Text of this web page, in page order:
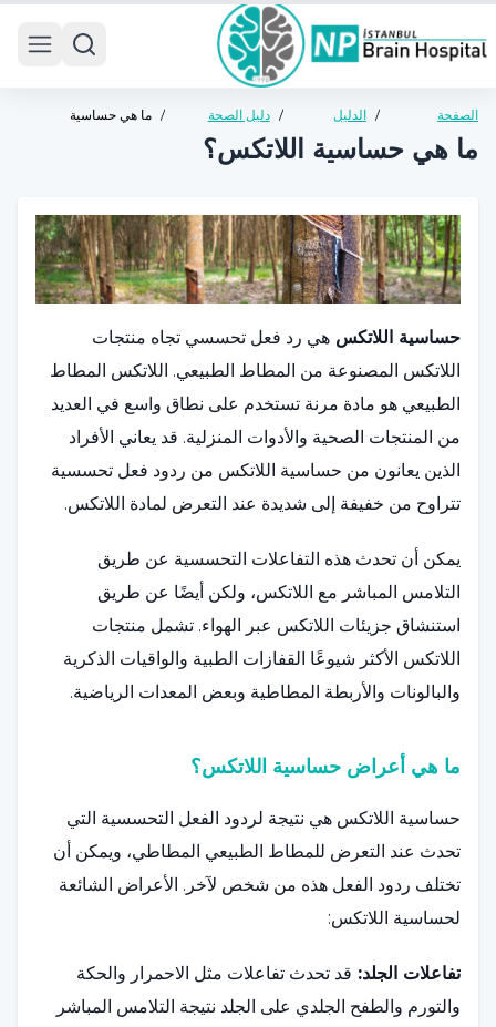
الصفحة
الرئيسية
/ الدليل
الصحي
/ دليل الصحة
العامة
/ ما هي حساسية
ما هي حساسية اللاتكس؟
حساسية اللاتكس هي رد فعل تحسسي تجاه منتجات
اللاتكس المصنوعة من المطاط الطبيعي. اللاتكس المطاط
الطبيعي هو مادة مرنة تستخدم على نطاق واسع في العديد
من المنتجات الصحية والأدوات المنزلية. قد يعاني الأفراد
الذين يعانون من حساسية اللاتكس من ردود فعل تحسسية
تتراوح من خفيفة إلى شديدة عند التعرض لمادة اللاتكس.
يمكن أن تحدث هذه التفاعلات التحسسية عن طريق
التلامس المباشر مع اللاتكس، ولكن أيضًا عن طريق
استنشاق جزيئات اللاتكس عبر الهواء. تشمل منتجات
اللاتكس الأكثر شيوعًا القفازات الطبية والواقيات الذكرية
والبالونات والأربطة المطاطية وبعض المعدات الرياضية.
ما هي أعراض حساسية اللاتكس؟
حساسية اللاتكس هي نتيجة لردود الفعل التحسسية التي
تحدث عند التعرض للمطاط الطبيعي المطاطي، ويمكن أن
تختلف ردود الفعل هذه من شخص لآخر. الأعراض الشائعة
لحساسية اللاتكس:
تفاعلات الجلد: قد تحدث تفاعلات مثل الاحمرار والحكة
والتورم والطفح الجلدي على الجلد نتيجة التلامس المباشر